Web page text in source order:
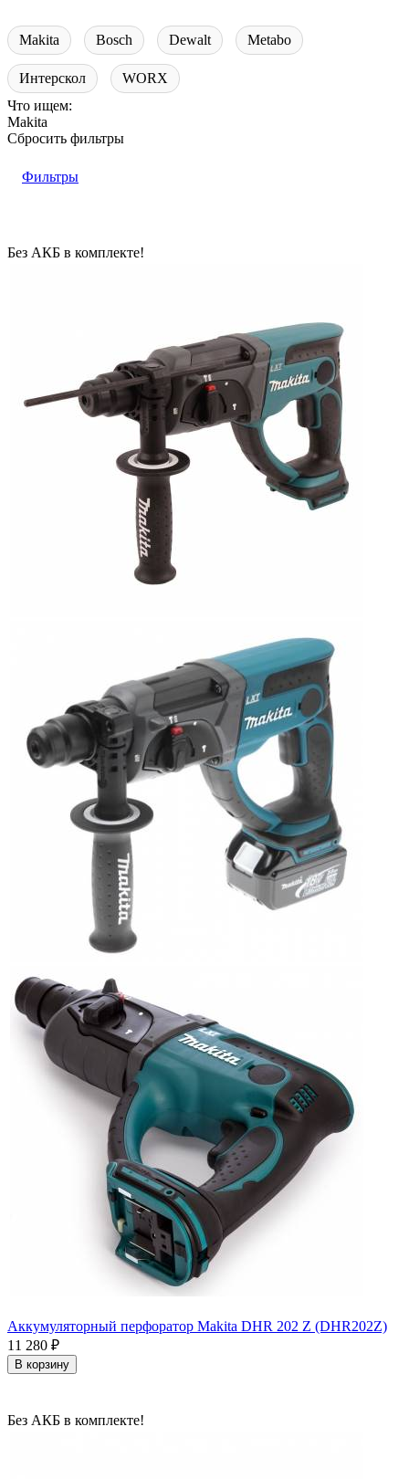
Makita Bosch Dewalt Metabo
Интерскол
WORX
Что ищем:
Makita
Сбросить фильтры
Фильтры
Без АКБ в комплекте!
Аккумуляторный перфоратор Makita DHR 202 Z (DHR202Z)
11 280 ₽
В корзину
Без АКБ в комплекте!